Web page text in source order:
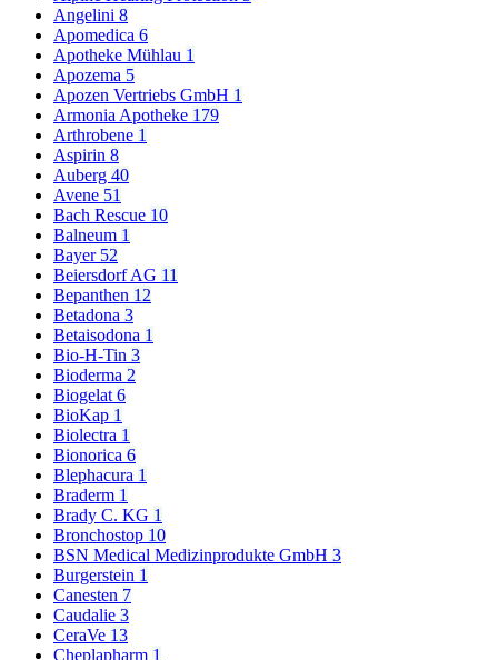
Angelini 8
Apomedica 6
Apotheke Mühlau 1
Apozema 5
Apozen Vertriebs GmbH 1
Armonia Apotheke 179
Arthrobene 1
Aspirin 8
Auberg 40
Avene 51
Bach Rescue 10
Balneum 1
Bayer 52
Beiersdorf AG 11
Bepanthen 12
Betadona 3
Betaisodona 1
Bio-H-Tin 3
Bioderma 2
Biogelat 6
BioKap 1
Biolectra 1
Bionorica 6
Blephacura 1
Braderm 1
Brady C. KG 1
Bronchostop 10
BSN Medical Medizinprodukte GmbH 3
Burgerstein 1
Canesten 7
Caudalie 3
CeraVe 13
Cheplapharm 1